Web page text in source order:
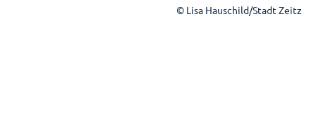
© Lisa Hauschild/Stadt Zeitz